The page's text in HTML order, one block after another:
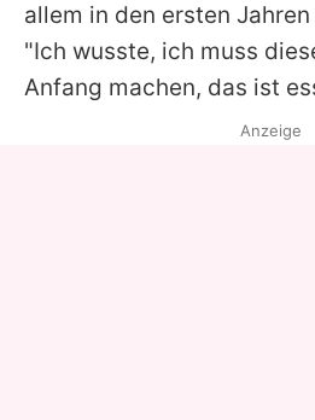
allem in den ersten
"Ich wusste, ich muss
Anfang machen, das ist
Anzeige